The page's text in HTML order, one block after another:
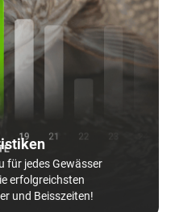
für jedes Gewässer
erfolgreichsten
und Beisszeiten!